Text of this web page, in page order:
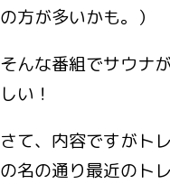
の方が多いかも。）
そんな番組でサウナ
しい！
さて、内容ですがト
の名の通り最近のト